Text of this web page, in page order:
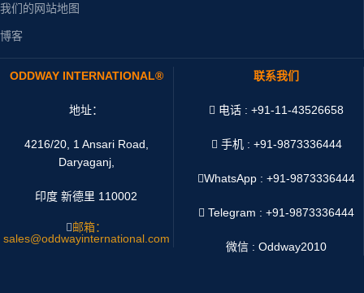
我们的网站地图
博客
ODDWAY INTERNATIONAL®
地址：
4216/20, 1 Ansari Road,
Daryaganj,
印度 新德里 110002
邮箱：
sales@oddwayinternational.com
联系我们
电话 : +91-11-43526658
手机 : +91-9873336444
WhatsApp :+91-9873336444
Telegram : +91-9873336444
微信 : Oddway2010